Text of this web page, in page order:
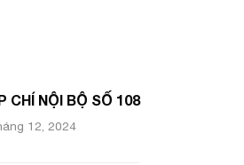
CHÍ NỘI BỘ SỐ 108
12, 2024